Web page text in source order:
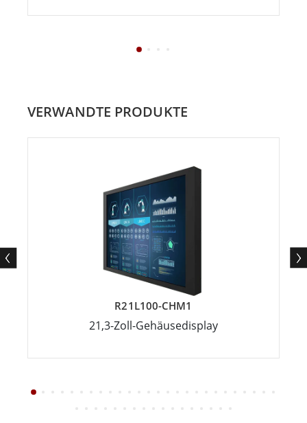
VERWANDTE PRODUKTE
R21L100-CHM1
21,3-Zoll-Gehäusedisplay